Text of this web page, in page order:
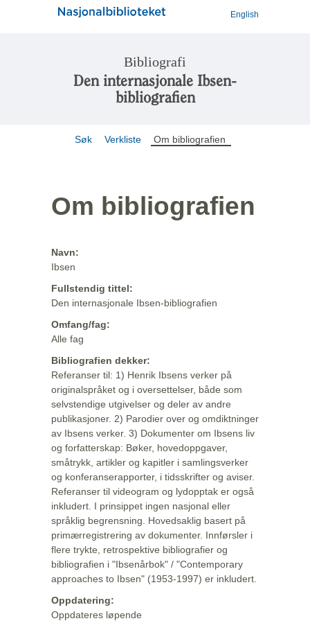
English
Bibliografi
Den internasjonale Ibsen-
bibliografien
Søk Verkliste Om bibliografien
Om bibliografien
Navn:
Ibsen
Fullstendig tittel:
Den internasjonale Ibsen-bibliografien
Omfang/fag:
Alle fag
Bibliografien dekker:
Referanser til: 1) Henrik Ibsens verker på
originalspråket og i oversettelser, både som
selvstendige utgivelser og deler av andre
publikasjoner. 2) Parodier over og omdiktninger
av Ibsens verker. 3) Dokumenter om Ibsens liv
og forfatterskap: Bøker, hovedoppgaver,
småtrykk, artikler og kapitler i samlingsverker
og konferanserapporter, i tidsskrifter og aviser.
Referanser til videogram og lydopptak er også
inkludert. I prinsippet ingen nasjonal eller
språklig begrensning. Hovedsaklig basert på
primærregistrering av dokumenter. Innførsler i
flere trykte, retrospektive bibliografier og
bibliografien i "Ibsenårbok" / "Contemporary
approaches to Ibsen" (1953-1997) er inkludert.
Oppdatering:
Oppdateres løpende